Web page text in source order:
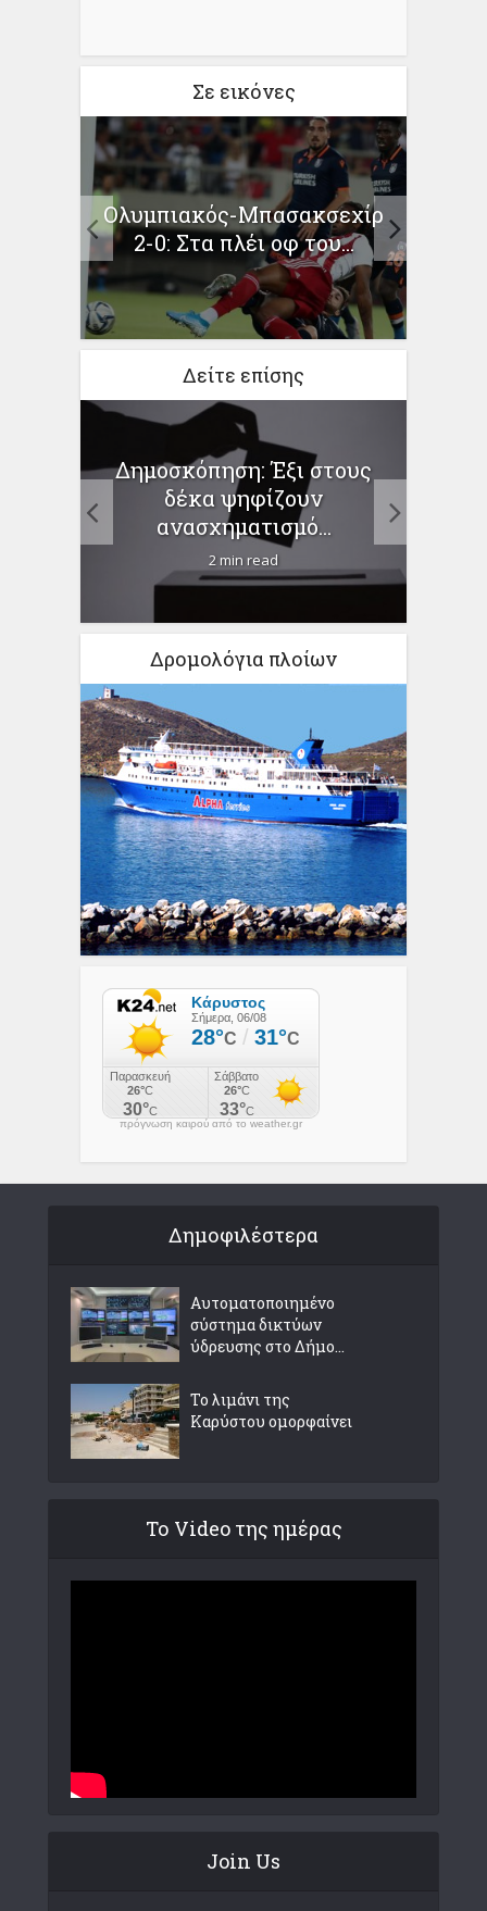
Σε εικόνες
Ολυμπιακός-Μπασακσεχίρ
2-0: Στα πλέι οφ του...
Δείτε επίσης
Δημοσκόπηση: Έξι στους
δέκα ψηφίζουν
ανασχηματισμό...
2 min read
Δρομολόγια πλοίων
πρόγνωση καιρού από το weather.gr
Δημοφιλέστερα
Αυτοματοποιημένο
σύστημα δικτύων
ύδρευσης στο Δήμο...
Το λιμάνι της
Καρύστου ομορφαίνει
Το Video της ημέρας
Join Us